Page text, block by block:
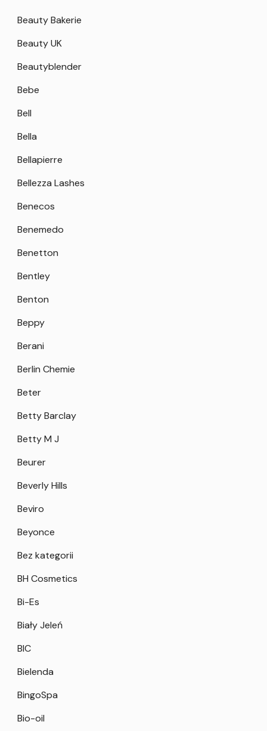
Beauty Bakerie
Beauty UK
Beautyblender
Bebe
Bell
Bella
Bellapierre
Bellezza Lashes
Benecos
Benemedo
Benetton
Bentley
Benton
Beppy
Berani
Berlin Chemie
Beter
Betty Barclay
Betty M J
Beurer
Beverly Hills
Beviro
Beyonce
Bez kategorii
BH Cosmetics
Bi-Es
Biały Jeleń
BIC
Bielenda
BingoSpa
Bio-oil